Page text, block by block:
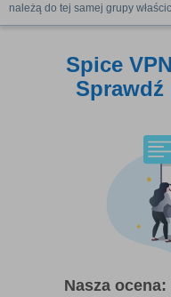
należą do tej samej grupy
Spice
Sprawdź
Nasza ocena: